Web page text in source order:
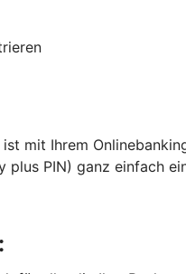
mit Ihrem
plus PIN) ganz einfach